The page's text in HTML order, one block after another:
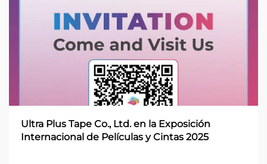
Ultra Plus Tape Co., Ltd. en la Exposición
Internacional de Películas y Cintas 2025